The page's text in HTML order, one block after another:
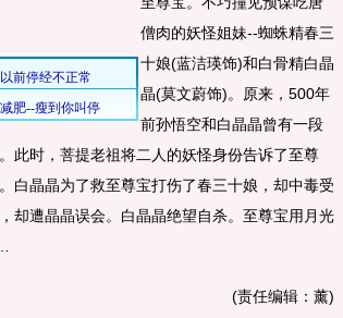
僧肉的妖怪姐妹--蜘蛛精春三
十娘(蓝洁瑛饰)和白骨精白晶
晶(莫文蔚饰)。原来，500年
前孙悟空和白晶晶曾有一段
此时，菩提老祖将二人的妖怪身份告诉了至尊
白晶晶为了救至尊宝打伤了春三十娘，却中毒受
却遭晶晶误会。白晶晶绝望自杀。至尊宝用月光
(责任编辑：薰)